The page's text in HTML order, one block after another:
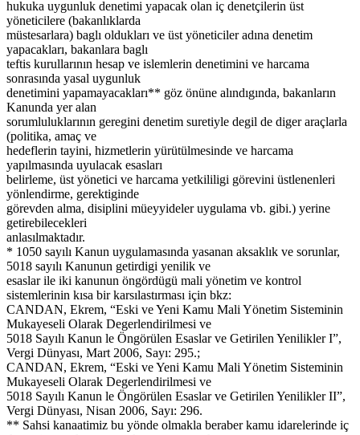
hukuka uygunluk denetimi yapacak olan iç denetçilerin üst
yöneticilere (bakanlıklarda
müstesarlara) baglı oldukları ve üst yöneticiler adına denetim
yapacakları, bakanlara baglı
teftis kurullarının hesap ve islemlerin denetimini ve harcama
sonrasında yasal uygunluk
denetimini yapamayacakları** göz önüne alındıgında, bakanların
Kanunda yer alan
sorumluluklarının geregini denetim suretiyle degil de diger araçlarla
(politika, amaç ve
hedeflerin tayini, hizmetlerin yürütülmesinde ve harcama
yapılmasında uyulacak esasları
belirleme, üst yönetici ve harcama yetkililigi görevini üstlenenleri
yönlendirme, gerektiginde
görevden alma, disiplini müeyyideler uygulama vb. gibi.) yerine
getirebilecekleri
anlasılmaktadır.
* 1050 sayılı Kanun uygulamasında yasanan aksaklık ve sorunlar,
5018 sayılı Kanunun getirdigi yenilik ve
esaslar ile iki kanunun öngördügü mali yönetim ve kontrol
sistemlerinin kısa bir karsılastırması için bkz:
CANDAN, Ekrem, “Eski ve Yeni Kamu Mali Yönetim Sisteminin
Mukayeseli Olarak Degerlendirilmesi ve
5018 Sayılı Kanun le Öngörülen Esaslar ve Getirilen Yenilikler I”,
Vergi Dünyası, Mart 2006, Sayı: 295.;
CANDAN, Ekrem, “Eski ve Yeni Kamu Mali Yönetim Sisteminin
Mukayeseli Olarak Degerlendirilmesi ve
5018 Sayılı Kanun le Öngörülen Esaslar ve Getirilen Yenilikler II”,
Vergi Dünyası, Nisan 2006, Sayı: 296.
** Sahsi kanaatimiz bu yönde olmakla beraber kamu idarelerinde iç